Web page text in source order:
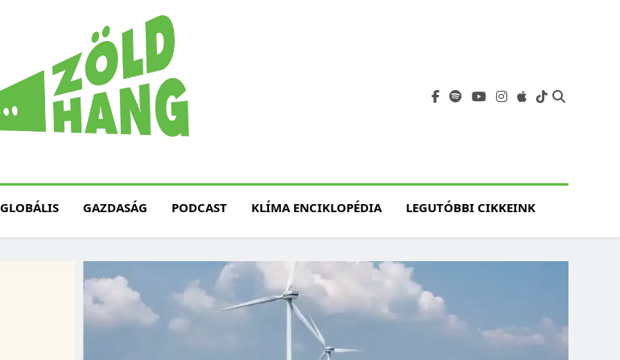
Fenntarthatóság, Jövő
GLOBÁLIS GAZDASÁG PODCAST KLÍMA ENCIKLOPÉDIA LEGUTÓBBI CIKKEINK